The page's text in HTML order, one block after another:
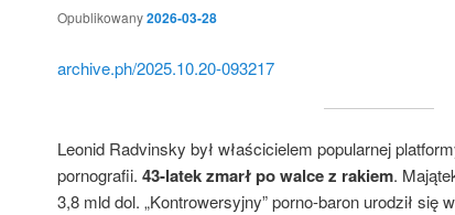
Opublikowany2026-03-28
archive.ph/2025.10.20-093217
Leonid Radvinsky był właścicielem popularnej
pornografii. 43-latek zmarł po walce z rakiem.
3,8 mld dol. „Kontrowersyjny” porno-baron urodził się